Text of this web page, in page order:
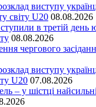
виступу
світу U20 08.08.2026
в третій день
08.08.2026
чергового
виступу
U20 07.08.2026
– у шістці